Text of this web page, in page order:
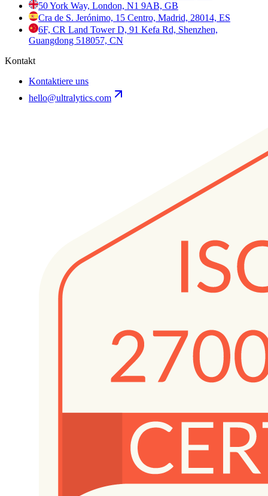
50 York Way, London, N1 9AB, GB
Cra de S. Jerónimo, 15 Centro, Madrid, 28014, ES
6F, CR Land Tower D, 91 Kefa Rd, Shenzhen,
Guangdong 518057, CN
Kontakt
Kontaktiere uns
hello@ultralytics.com